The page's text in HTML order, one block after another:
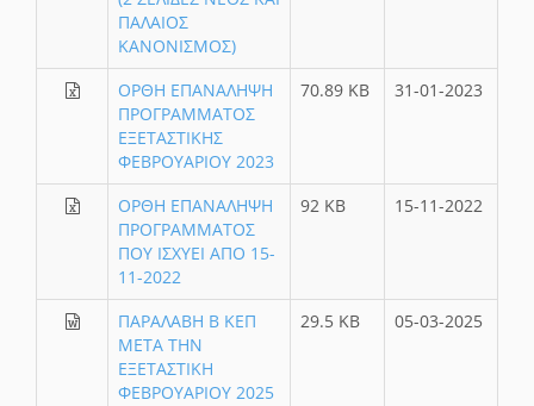
ΠΑΛΑΙΟΣ
ΚΑΝΟΝΙΣΜΟΣ)
ΟΡΘΗ ΕΠΑΝΑΛΗΨΗ
ΠΡΟΓΡΑΜΜΑΤΟΣ
ΕΞΕΤΑΣΤΙΚΗΣ
ΦΕΒΡΟΥΑΡΙΟΥ 2023
70.89 KB 31-01-2023
ΟΡΘΗ ΕΠΑΝΑΛΗΨΗ
ΠΡΟΓΡΑΜΜΑΤΟΣ
ΠΟΥ ΙΣΧΥΕΙ ΑΠΟ 15-
11-2022
92 KB 15-11-2022
ΠΑΡΑΛΑΒΗ Β ΚΕΠ
ΜΕΤΑ ΤΗΝ
ΕΞΕΤΑΣΤΙΚΗ
ΦΕΒΡΟΥΑΡΙΟΥ 2025
29.5 KB 05-03-2025